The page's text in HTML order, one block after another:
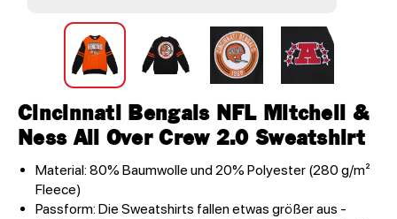
Cincinnati Bengals NFL Mitchell &
Ness All Over Crew 2.0 Sweatshirt
Material: 80% Baumwolle und 20% Polyester (280 g/m²
Fleece)
Passform: Die Sweatshirts fallen etwas größer aus -